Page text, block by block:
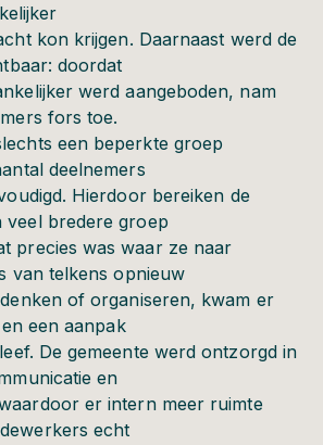
kon krijgen. Daarnaast werd de
doordat
werd aangeboden, nam
fors toe.
een beperkte groep
deelnemers
Hierdoor bereiken de
veel bredere groep
precies was waar ze naar
van telkens opnieuw
of organiseren, kwam er
een aanpak
De gemeente werd ontzorgd in
en
er intern meer ruimte
echt